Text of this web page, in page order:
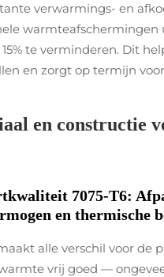
verwarmings- en
te verminderen. Dit
en zorgt op termijn
en constructie
7075-T6:
en thermische
alle verschil voor de
vrij goed —